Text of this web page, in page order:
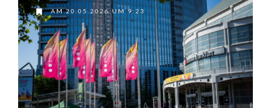
AM 20.05.2026 UM 9:23